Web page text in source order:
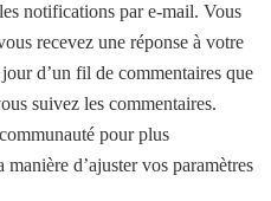
notifications par e-mail. Vous
recevez une réponse à votre
d’un fil de commentaires que
suivez les commentaires.
pour plus
d’ajuster vos paramètres